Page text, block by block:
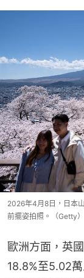
2026年4月8日，日本
前擺姿拍照。（Getty）
歐洲方面，英
18.8%至5.02